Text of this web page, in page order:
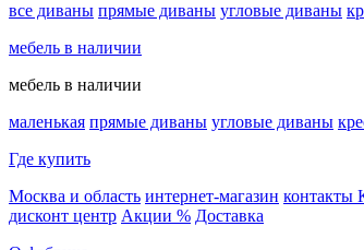
все диваны прямые диваны угловые диваны
мебель в наличии
мебель в наличии
маленькая прямые диваны угловые диваны
Где купить
Москва и область интернет-магазин контакты
дисконт центр Акции % Доставка